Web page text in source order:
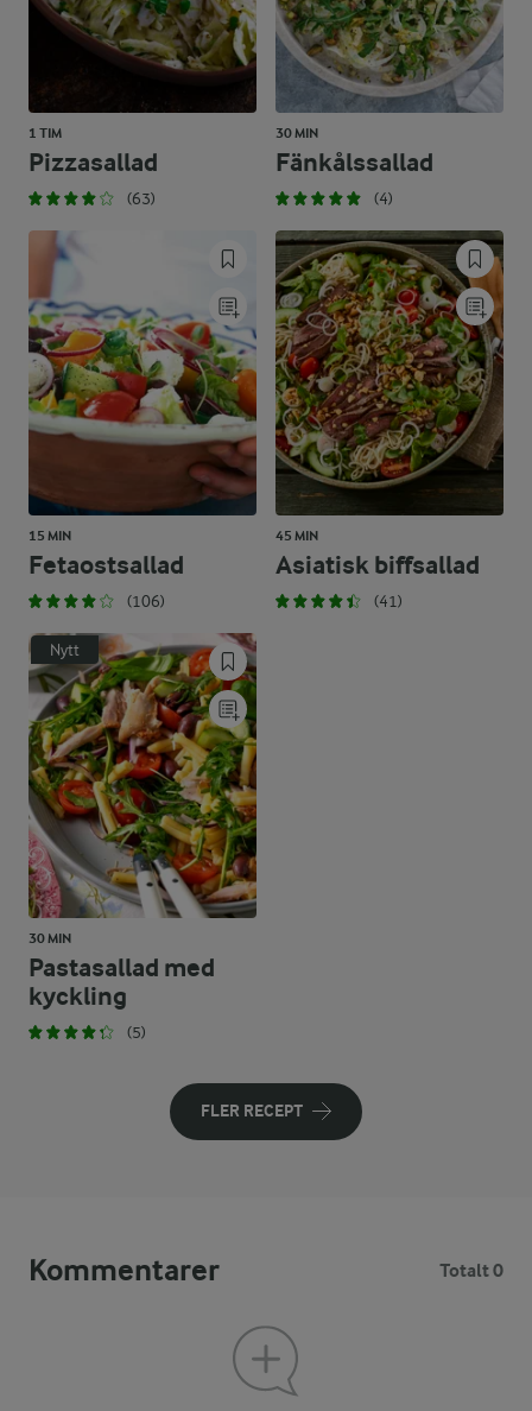
1 TIM
Pizzasallad
(63)
30 MIN
Fänkålssallad
(4)
15 MIN
Fetaostsallad
(106)
45 MIN
Asiatisk biffsallad
(41)
Nytt
30 MIN
Pastasallad med
kyckling
(5)
FLER RECEPT
Kommentarer Totalt 0